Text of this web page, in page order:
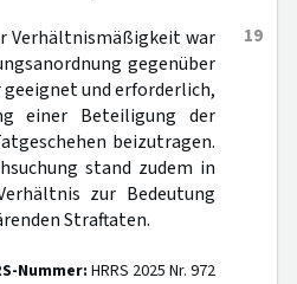
19
Verhältnismäßigkeit war
gegenüber
und erforderlich,
einer Beteiligung der
beizutragen.
stand zudem in
zur Bedeutung
Straftaten.
Nummer: HRRS 2025 Nr. 972